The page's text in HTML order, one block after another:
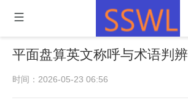
平面盘算英文称呼与术语判辨
时间：2026-05-23 06:56